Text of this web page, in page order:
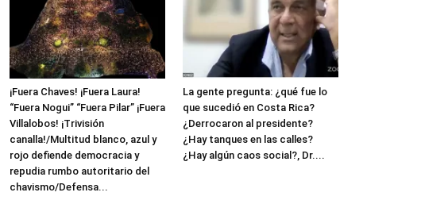
¡Fuera Chaves! ¡Fuera Laura!
“Fuera Nogui” “Fuera Pilar” ¡Fuera
Villalobos! ¡Trivisión
canalla!/Multitud blanco, azul y
rojo defiende democracia y
repudia rumbo autoritario del
chavismo/Defensa...
La gente pregunta: ¿qué fue lo
que sucedió en Costa Rica?
¿Derrocaron al presidente?
¿Hay tanques en las calles?
¿Hay algún caos social?, Dr....